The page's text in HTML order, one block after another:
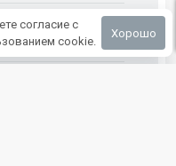
согласие с
cookie.
Хорошо